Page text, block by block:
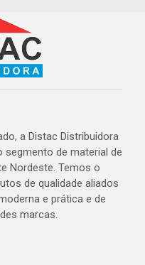
a Distac Distribuidora
segmento de material de
Nordeste. Temos o
de qualidade aliados
e prática e de
marcas.